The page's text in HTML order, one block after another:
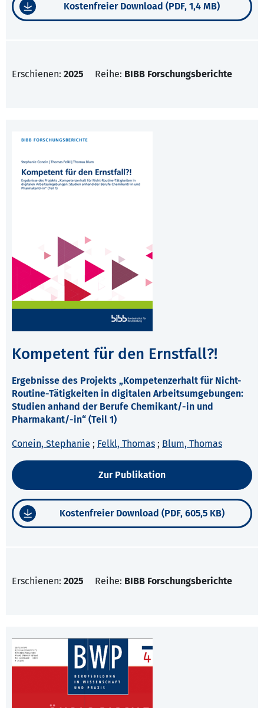
Kostenfreier Download (PDF, 1,4 MB)
Erschienen: 2025 Reihe: BIBB Forschungsberichte
Kompetent für den Ernstfall?!
Ergebnisse des Projekts „Kompetenzerhalt für Nicht-
Routine-Tätigkeiten in digitalen Arbeitsumgebungen:
Studien anhand der Berufe Chemikant/-in und
Pharmakant/-in“ (Teil 1)
Conein, Stephanie ; Felkl, Thomas ; Blum, Thomas
Zur Publikation
Kostenfreier Download (PDF, 605,5 KB)
Erschienen: 2025 Reihe: BIBB Forschungsberichte